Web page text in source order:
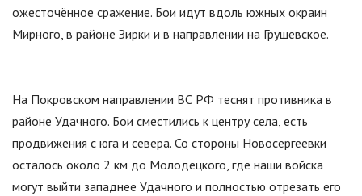
ожесточённое сражение. Бои идут вдоль южных окраин
Мирного, в районе Зирки и в направлении на Грушевское.
На Покровском направлении ВС РФ теснят противника в
районе Удачного. Бои сместились к центру села, есть
продвижения с юга и севера. Со стороны Новосергеевки
осталось около 2 км до Молодецкого, где наши войска
могут выйти западнее Удачного и полностью отрезать его